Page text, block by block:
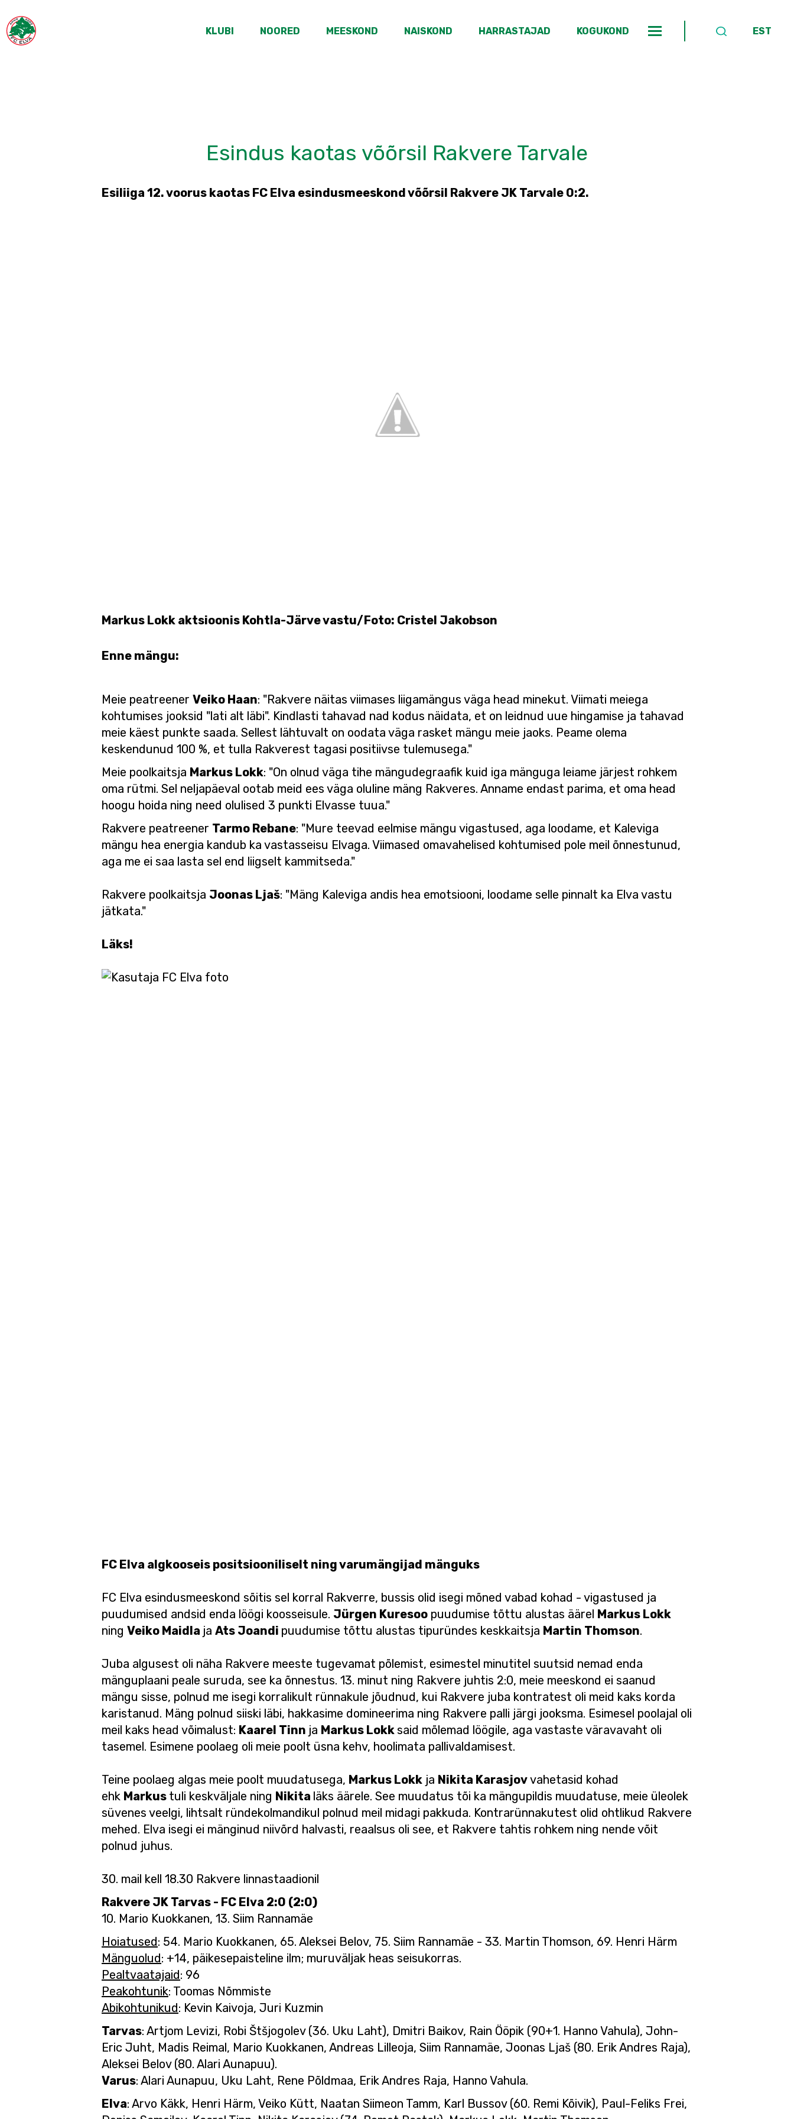
KLUBI NOORED MEESKOND NAISKOND HARRASTAJAD KOGUKOND EST
Esindus kaotas võõrsil Rakvere Tarvale
Esiliiga 12. voorus kaotas FC Elva esindusmeeskond võõrsil Rakvere JK Tarvale 0:2.
Markus Lokk aktsioonis Kohtla-Järve vastu/Foto: Cristel Jakobson
Enne mängu:
Meie peatreener Veiko Haan: "Rakvere näitas viimases liigamängus väga head minekut. Viimati meiega
kohtumises jooksid "lati alt läbi". Kindlasti tahavad nad kodus näidata, et on leidnud uue hingamise ja tahavad
meie käest punkte saada. Sellest lähtuvalt on oodata väga rasket mängu meie jaoks. Peame olema
keskendunud 100 %, et tulla Rakverest tagasi positiivse tulemusega."
Meie poolkaitsja Markus Lokk: "On olnud väga tihe mängudegraafik kuid iga mänguga leiame järjest rohkem
oma rütmi. Sel neljapäeval ootab meid ees väga oluline mäng Rakveres. Anname endast parima, et oma head
hoogu hoida ning need olulised 3 punkti Elvasse tuua."
Rakvere peatreener Tarmo Rebane: "Mure teevad eelmise mängu vigastused, aga loodame, et Kaleviga
mängu hea energia kandub ka vastasseisu Elvaga. Viimased omavahelised kohtumised pole meil õnnestunud,
aga me ei saa lasta sel end liigselt kammitseda."
Rakvere poolkaitsja Joonas Ljaš: "Mäng Kaleviga andis hea emotsiooni, loodame selle pinnalt ka Elva vastu
jätkata."
Läks!
FC Elva algkooseis positsiooniliselt ning varumängijad mänguks
FC Elva esindusmeeskond sõitis sel korral Rakverre, bussis olid isegi mõned vabad kohad - vigastused ja
puudumised andsid enda löögi koosseisule. Jürgen Kuresoo puudumise tõttu alustas äärel Markus Lokk
ning Veiko Maidla ja Ats Joandi puudumise tõttu alustas tipuründes keskkaitsja Martin Thomson.
Juba algusest oli näha Rakvere meeste tugevamat põlemist, esimestel minutitel suutsid nemad enda
mänguplaani peale suruda, see ka õnnestus. 13. minut ning Rakvere juhtis 2:0, meie meeskond ei saanud
mängu sisse, polnud me isegi korralikult rünnakule jõudnud, kui Rakvere juba kontratest oli meid kaks korda
karistanud. Mäng polnud siiski läbi, hakkasime domineerima ning Rakvere palli järgi jooksma. Esimesel poolajal oli
meil kaks head võimalust: Kaarel Tinn ja Markus Lokk said mõlemad löögile, aga vastaste väravavaht oli
tasemel. Esimene poolaeg oli meie poolt üsna kehv, hoolimata pallivaldamisest.
Teine poolaeg algas meie poolt muudatusega, Markus Lokk ja Nikita Karasjovvahetasid kohad
ehk Markus tuli keskväljale ning Nikita läks äärele. See muudatus tõi ka mängupildis muudatuse, meie üleolek
süvenes veelgi, lihtsalt ründekolmandikul polnud meil midagi pakkuda. Kontrarünnakutest olid ohtlikud Rakvere
mehed. Elva isegi ei mänginud niivõrd halvasti, reaalsus oli see, et Rakvere tahtis rohkem ning nende võit
polnud juhus.
30. mail kell 18.30 Rakvere linnastaadionil
Rakvere JK Tarvas - FC Elva 2:0 (2:0)
10. Mario Kuokkanen, 13. Siim Rannamäe
Hoiatused: 54. Mario Kuokkanen, 65. Aleksei Belov, 75. Siim Rannamäe - 33. Martin Thomson, 69. Henri Härm
Mänguolud: +14, päikesepaisteline ilm; muruväljak heas seisukorras.
Pealtvaatajaid: 96
Peakohtunik: Toomas Nõmmiste
Abikohtunikud: Kevin Kaivoja, Juri Kuzmin
Tarvas: Artjom Levizi, Robi Štšjogolev (36. Uku Laht), Dmitri Baikov, Rain Ööpik (90+1. Hanno Vahula), John-
Eric Juht, Madis Reimal, Mario Kuokkanen, Andreas Lilleoja, Siim Rannamäe, Joonas Ljaš (80. Erik Andres Raja),
Aleksei Belov (80. Alari Aunapuu).
Varus: Alari Aunapuu, Uku Laht, Rene Põldmaa, Erik Andres Raja, Hanno Vahula.
Elva: Arvo Käkk, Henri Härm, Veiko Kütt, Naatan Siimeon Tamm, Karl Bussov (60. Remi Kõivik), Paul-Feliks Frei,